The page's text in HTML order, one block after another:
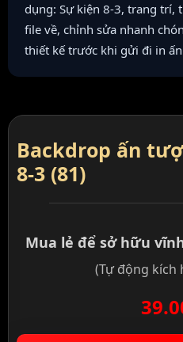
dụng: Sự kiện 8-3, trang trí,
file về, chỉnh sửa nhanh
thiết kế trước khi gửi đi in
Backdrop ấn
8-3 (81)
Mua lẻ để sở hữu
(Tự động kích